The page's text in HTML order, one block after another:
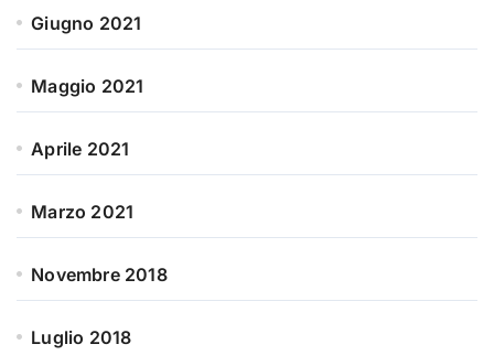
Giugno 2021
Maggio 2021
Aprile 2021
Marzo 2021
Novembre 2018
Luglio 2018